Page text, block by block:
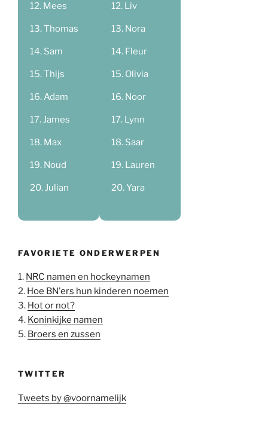
Mees
Thomas
Sam
Thijs
Adam
James
Max
Noud
Julian
Liv
Nora
Fleur
Olivia
Noor
Lynn
Saar
Lauren
Yara
FAVORIETE ONDERWERPEN
1. NRC namen en hockeynamen
2. Hoe BN'ers hun kinderen noemen
3. Hot or not?
4. Koninkijke namen
5. Broers en zussen
TWITTER
Tweets by @voornamelijk